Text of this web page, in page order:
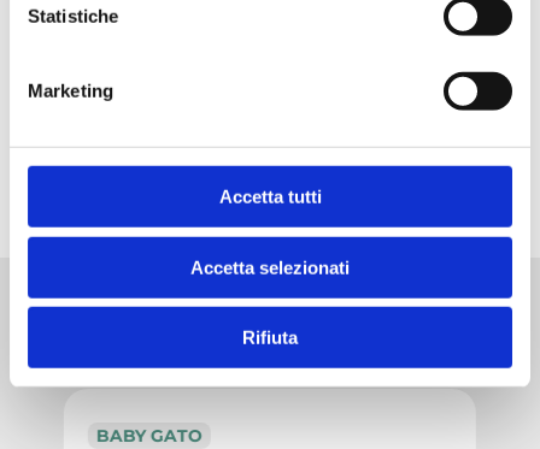
Statistiche
Marketing
Accetta tutti
Accetta selezionati
Rifiuta
Almacenamiento
QUIZÁS TAMBIÉN TE INTERESE
BABY GATO